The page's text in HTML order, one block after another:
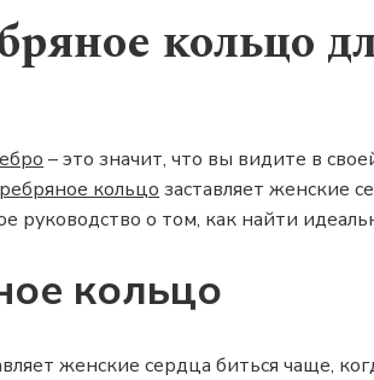
кольцо
– это значит, что вы видите в
кольцо заставляет женские
о том, как найти
кольцо
женские сердца биться чаще,